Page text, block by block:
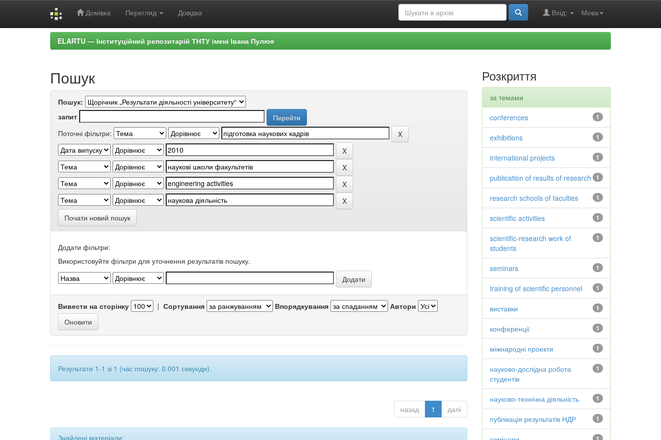
Домівка Перегляд Довідка Мова
Вхід:
ELARTU — Інституційний репозитарій ТНТУ імені Івана Пулюя
Пошук
Пошук:
запит
Поточні фільтри:
Почати новий пошук
Додати фільтри:
Використовуйте фільтри для уточнення результатів пошуку.
Вивести на сторінку | Сортування Впорядкування Автори
Результати 1-1 зі 1 (час пошуку: 0.001 секунди).
назад 1 далі
Знайдені матеріали:
Розкриття
за темами
1
conferences
1
exhibitions
1
international projects
1
publication of results of research
1
research schools of faculties
1
scientific activities
1
scientific-research work of
students
1
seminars
1
training of scientific personnel
1
виставки
1
конференції
1
міжнародні проекти
1
науково-дослідна робота
студентів
1
науково-технічна діяльність
1
публікація результатів НДР